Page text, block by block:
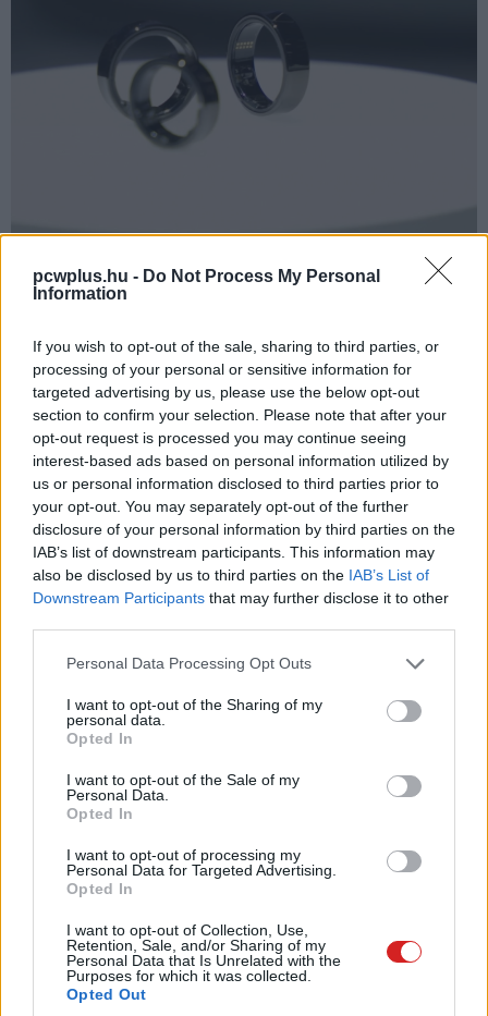
pcwplus.hu - Do Not Process My Personal
Information
If you wish to opt-out of the sale, sharing to third parties, or
processing of your personal or sensitive information for
targeted advertising by us, please use the below opt-out
section to confirm your selection. Please note that after your
opt-out request is processed you may continue seeing
interest-based ads based on personal information utilized by
us or personal information disclosed to third parties prior to
your opt-out. You may separately opt-out of the further
disclosure of your personal information by third parties on the
IAB’s list of downstream participants. This information may
also be disclosed by us to third parties on the IAB’s List of
Downstream Participants that may further disclose it to other
Please note that this website/app uses one or more Google
not limited to your visit or usage behaviour. You may click to
grant or deny consent to Google and its third-party tags to
use your data for below specified purposes in below Google
consent section.
Personal Data Processing Opt Outs
I want to opt-out of the Sharing of my
personal data.
Opted In
I want to opt-out of the Sale of my
Personal Data.
Opted In
I want to opt-out of processing my
Personal Data for Targeted Advertising.
Opted In
I want to opt-out of Collection, Use,
Retention, Sale, and/or Sharing of my
Personal Data that Is Unrelated with the
Purposes for which it was collected.
Opted Out
Forrás: YouTube/Android Authority
szenzorok lapulnak a Galaxy Ringben, de az
egészségügyi szolgáltatásokért felelős alelnök Dr. Hon
Pak arról beszélt, hogy a termék pulzusszám, légzési
mutatók és mozgás alapján is képes lesz monitorozni az
alvás minőségét, amiből arra következtethetünk, hogy
ezek követésére alkalmas érzékelők biztosan helyet
kapnak benne. Emellett az is kiderült, hogy a nagyobb
méretek valamivel jobb üzemidőt kínálnak majd,
részletekkel viszont ennek kapcsán sem szolgáltak a
koreaiak.
jövőbeli terveibe is bepillantást engedett, melyeknek egy
gyártó ugyanis szeretné kibővíteni az egészségügyi
ökoszisztémáját, amely egyetlen eszköz helyett több
terméken fog alapulni. Ezek összességében egy
átfogóbb képet adnak majd a felhasználókról, és segítik
őket az életmódjuk javításában.
Ennek fontos eszköze lesz egy új mérőszám, a Georgiai
Egyetem tudományos modelljén alapuló My Vitality
Score, amely az alvás, az aktivitás, a nyugalmi
pulzusszám és a pulzus változása alapján szolgál
könnyen érthető értékkel a felhasználók egészségi